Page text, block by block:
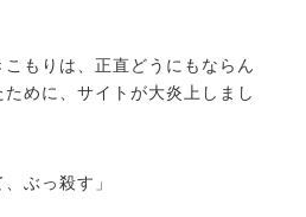
もりは、正直どうにもならん
めに、サイトが大炎上しまし
ぶっ殺す」